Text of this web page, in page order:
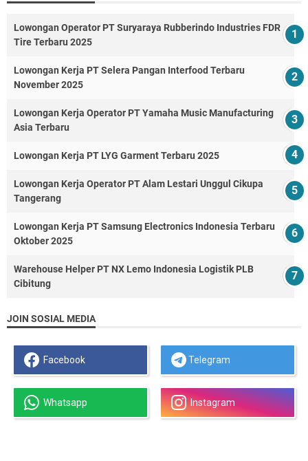
Lowongan Operator PT Suryaraya Rubberindo Industries FDR
Tire Terbaru 2025
Lowongan Kerja PT Selera Pangan Interfood Terbaru
November 2025
Lowongan Kerja Operator PT Yamaha Music Manufacturing
Asia Terbaru
Lowongan Kerja PT LYG Garment Terbaru 2025
Lowongan Kerja Operator PT Alam Lestari Unggul Cikupa
Tangerang
Lowongan Kerja PT Samsung Electronics Indonesia Terbaru
Oktober 2025
Warehouse Helper PT NX Lemo Indonesia Logistik PLB
Cibitung
JOIN SOSIAL MEDIA
Facebook Telegram
Whatsapp Instagram